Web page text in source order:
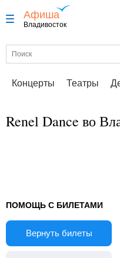
Афиша
Владивосток
Концерты Театры
Renel Dance во
ПОМОЩЬ С БИЛЕТАМИ
Вернуть билеты